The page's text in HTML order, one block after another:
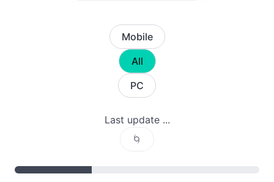
Mobile
All
PC
Last update ...
🌀